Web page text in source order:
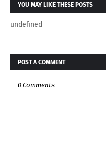
YOU MAY LIKE THESE POSTS
undefined
POST A COMMENT
0 Comments